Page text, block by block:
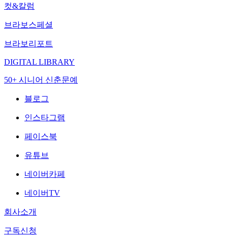
컷&칼럼
브라보스페셜
브라보리포트
DIGITAL LIBRARY
50+ 시니어 신춘문예
블로그
인스타그램
페이스북
유튜브
네이버카페
네이버TV
회사소개
구독신청